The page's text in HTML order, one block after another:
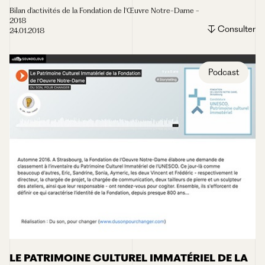
Bilan d'activités de la Fondation de l'Œuvre Notre-Dame -
2018
24.01.2018
Consulter
Podcast
LE PATRIMOINE CULTUREL IMMATÉRIEL DE LA